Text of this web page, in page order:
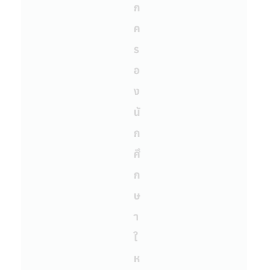
ก
ค
ร
อ
ง
นั
ก
ศึ
ก
ษ
า
ใ
ห